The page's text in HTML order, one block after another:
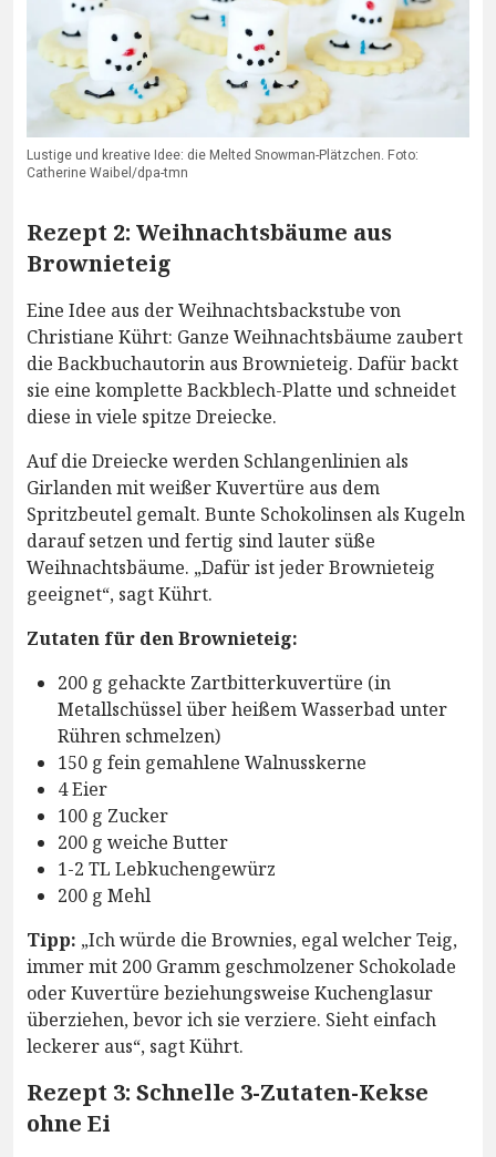
Lustige und kreative Idee: die Melted Snowman-Plätzchen. Foto:
Catherine Waibel/dpa-tmn
Rezept 2: Weihnachtsbäume aus
Brownieteig
Eine Idee aus der Weihnachtsbackstube von
Christiane Kührt: Ganze Weihnachtsbäume zaubert
die Backbuchautorin aus Brownieteig. Dafür backt
sie eine komplette Backblech-Platte und schneidet
diese in viele spitze Dreiecke.
Auf die Dreiecke werden Schlangenlinien als
Girlanden mit weißer Kuvertüre aus dem
Spritzbeutel gemalt. Bunte Schokolinsen als Kugeln
darauf setzen und fertig sind lauter süße
Weihnachtsbäume. „Dafür ist jeder Brownieteig
geeignet“, sagt Kührt.
Zutaten für den Brownieteig:
200 g gehackte Zartbitterkuvertüre (in
Metallschüssel über heißem Wasserbad unter
Rühren schmelzen)
150 g fein gemahlene Walnusskerne
4 Eier
100 g Zucker
200 g weiche Butter
1-2 TL Lebkuchengewürz
200 g Mehl
Tipp: „Ich würde die Brownies, egal welcher Teig,
immer mit 200 Gramm geschmolzener Schokolade
oder Kuvertüre beziehungsweise Kuchenglasur
überziehen, bevor ich sie verziere. Sieht einfach
leckerer aus“, sagt Kührt.
Rezept 3: Schnelle 3-Zutaten-Kekse
ohne Ei